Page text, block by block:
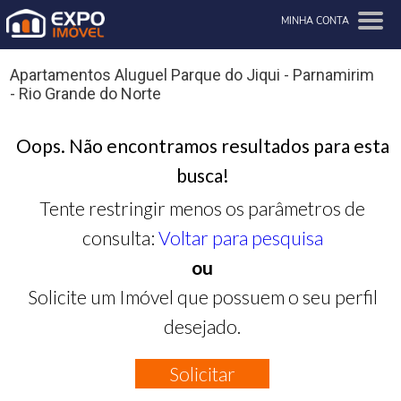
MINHA CONTA
Apartamentos Aluguel Parque do Jiqui - Parnamirim
- Rio Grande do Norte
Oops. Não encontramos resultados para esta
busca!
Tente restringir menos os parâmetros de
consulta: Voltar para pesquisa
ou
Solicite um Imóvel que possuem o seu perfil
desejado.
Solicitar